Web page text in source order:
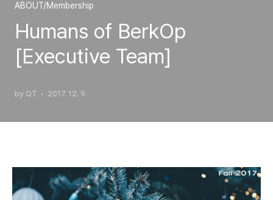
ABOUT/Membership
Humans of BerkOp
[Executive Team]
by QT 2017. 12. 9.